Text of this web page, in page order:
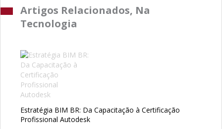
Artigos Relacionados, Na
Tecnologia
Estratégia BIM BR: Da Capacitação à Certificação
Profissional Autodesk